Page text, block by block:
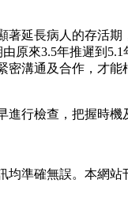
延長病人的存活
原來3.5年推遲到
溝通及合作，才
行檢查，把握時機
準確無誤。本網站